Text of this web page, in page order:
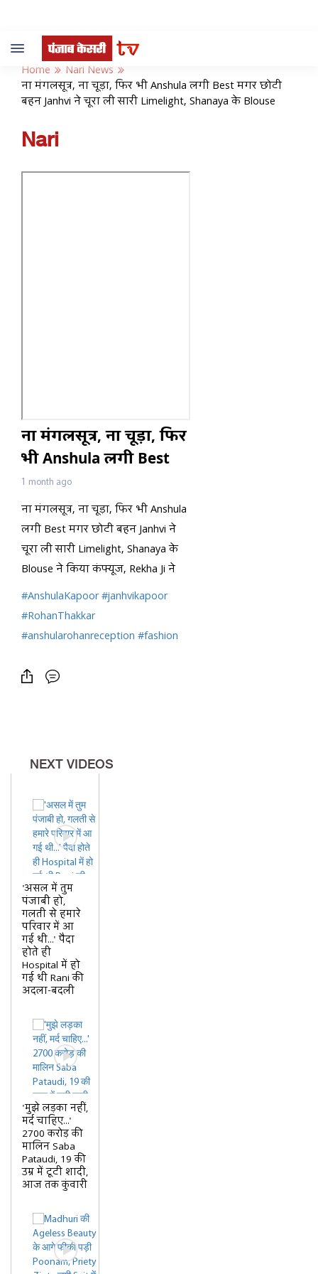
Toggle
navigation
Home
Nari News
ना मंगलसूत्र, ना चूड़ा, फिर भी Anshula लगी Best मगर छोटी
बहन Janhvi ने चूरा ली सारी Limelight, Shanaya के Blouse
Nari
ना मंगलसूत्र, ना चूड़ा, फिर
भी Anshula लगी Best
मगर छोटी बहन Janhvi ने
चूरा ली सारी Limelight,
Shanaya के Blouse
1 month ago
ना मंगलसूत्र, ना चूड़ा, फिर भी Anshula
लगी Best मगर छोटी बहन Janhvi ने
चूरा ली सारी Limelight, Shanaya के
Blouse ने किया कंफ्यूज, Rekha Ji ने
पहनी खूबसूरत Saree, Ranveer की
बहन भी छाई, देखिए Wedding
Reception में आई हसिनाओं की Look
#AnshulaKapoor#janhvikapoor
#RohanThakkar
#anshularohanreception #fashion
NEXT VIDEOS
'असल में तुम
पंजाबी हो,
गलती से हमारे
परिवार में आ
गई थी...' पैदा
होते ही
Hospital में हो
गई थी Rani की
अदला-बदली
'मुझे लड़का नहीं,
मर्द चाहिए...'
2700 करोड़ की
मालिन Saba
Pataudi, 19 की
उम्र में टूटी शादी,
आज तक कुंवारी